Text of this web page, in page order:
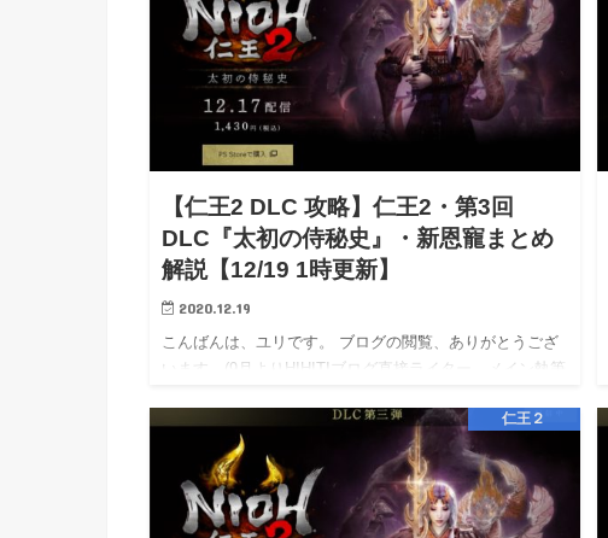
【仁王2 DLC 攻略】仁王2・第3回
DLC『太初の侍秘史』・新恩寵まとめ
解説【12/19 1時更新】
2020.12.19
こんばんは、ユリです。 ブログの閲覧、ありがとうござ
います。(9月よりHIHITIブログ直接ライター、メイン執筆
/ Livedoor応援ブログ / アメブロ応援ブログ …
仁王２